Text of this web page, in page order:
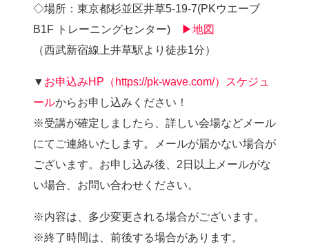
◇場所：東京都杉並区井草5-19-7(PKウエーブ
B1F トレーニングセンター)
▶地図
（西武新宿線上井草駅より徒歩1分）
▼ お申込みHP（https://pk-wave.com/）スケジュ
ールからお申し込みください！
※受講が確定しましたら、詳しい会場などメール
にてご連絡いたします。メールが届かない場合が
ございます。お申し込み後、2日以上メールがな
い場合、お問い合わせください。
※内容は、多少変更される場合がございます。
※終了時間は、前後する場合があります。